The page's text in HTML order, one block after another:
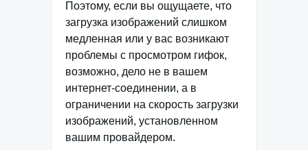
Поэтому, если вы ощущаете, что
загрузка изображений слишком
медленная или у вас возникают
проблемы с просмотром гифок,
возможно, дело не в вашем
интернет-соединении, а в
ограничении на скорость загрузки
изображений, установленном
вашим провайдером.